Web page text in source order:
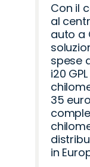
Con il
al
auto a
spese
i20
35
in